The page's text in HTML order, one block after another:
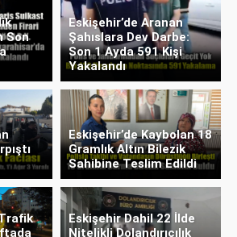
Son
Eskişehir’de Aranan
Şahıslara Dev Darbe:
Son 1 Ayda 591 Kişi
Yakalandı
Eskişehir’de Kaybolan 18
Gramlık Altın Bilezik
Sahibine Teslim Edildi
Eskişehir Dahil 22 İlde
Nitelikli Dolandırıcılık